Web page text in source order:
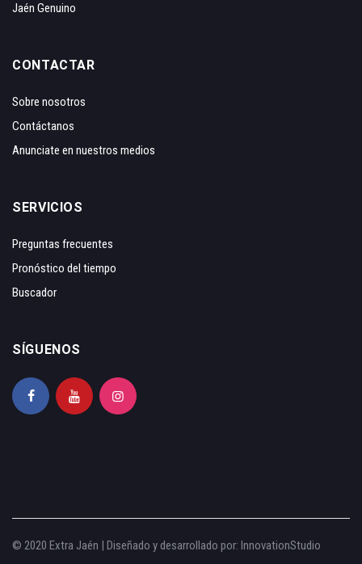
Jaén Genuino
CONTACTAR
Sobre nosotros
Contáctanos
Anunciate en nuestros medios
SERVICIOS
Preguntas frecuentes
Pronóstico del tiempo
Buscador
SÍGUENOS
© 2020 Extra Jaén | Diseñado y desarrollado por: InnovationStudio